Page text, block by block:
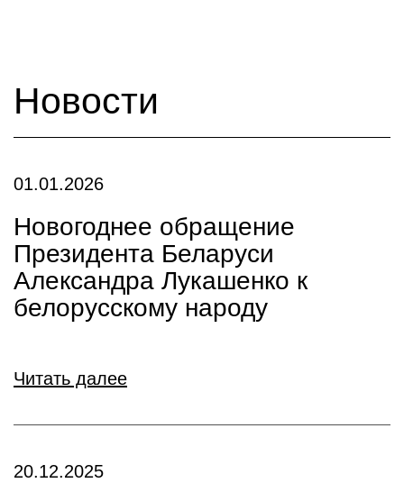
Новости
01.01.2026
Новогоднее обращение
Президента Беларуси
Александра Лукашенко к
белорусскому народу
Читать далее
20.12.2025